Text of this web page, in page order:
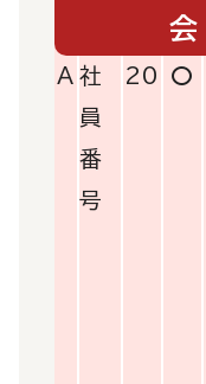
会
A 社
員
番
号
20 〇